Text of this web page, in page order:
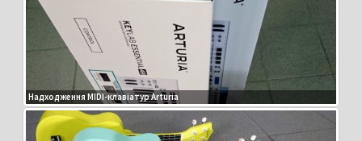
Надходження MIDI-клавіатур Arturia